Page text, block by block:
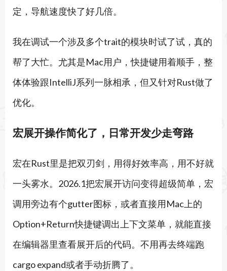
定，导航速度快了好几倍。
我在调试一个涉及多个trait的模块时试了试，真的
帮了大忙。尤其是Mac用户，快捷键用着顺手，整
体体验跟IntelliJ系列一脉相承，但又针对Rust做了
优化。
宏展开操作简化了，日常开发少走弯路
宏在Rust里是把双刃剑，用得好效率高，用不好就
一头雾水。2026.1把宏展开访问变得超级简单，宏
调用旁边有个gutter图标，或者直接用Mac上的
Option+Return快捷键调出上下文菜单，就能直接
在编辑器里查看展开后的代码。不用再去终端跑
cargo expand或者手动折腾了。